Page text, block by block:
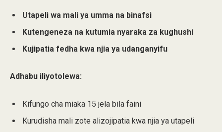
Utapeli wa mali ya umma na binafsi
Kutengeneza na kutumia nyaraka za kughushi
Kujipatia fedha kwa njia ya udanganyifu
Adhabu iliyotolewa:
Kifungo cha miaka 15 jela bila faini
Kurudisha mali zote alizojipatia kwa njia ya utapeli